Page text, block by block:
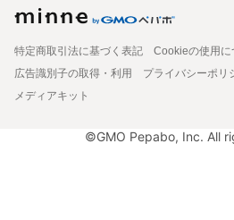
特定商取引法に基づく表記
Cookieの使用に
広告識別子の取得・利用
プライバシーポリ
メディアキット
©GMO Pepabo, Inc. All